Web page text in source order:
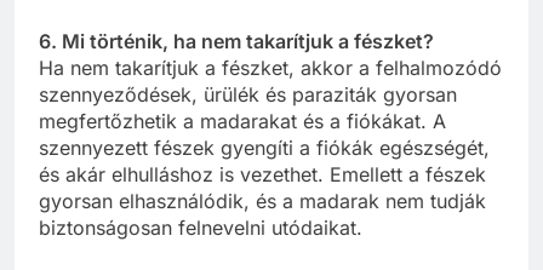
6. Mi történik, ha nem takarítjuk a fészket?
Ha nem takarítjuk a fészket, akkor a felhalmozódó
szennyeződések, ürülék és paraziták gyorsan
megfertőzhetik a madarakat és a fiókákat. A
szennyezett fészek gyengíti a fiókák egészségét,
és akár elhulláshoz is vezethet. Emellett a fészek
gyorsan elhasználódik, és a madarak nem tudják
biztonságosan felnevelni utódaikat.